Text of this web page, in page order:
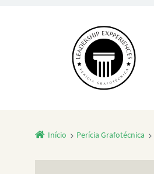
Início Perícia Grafotécnica